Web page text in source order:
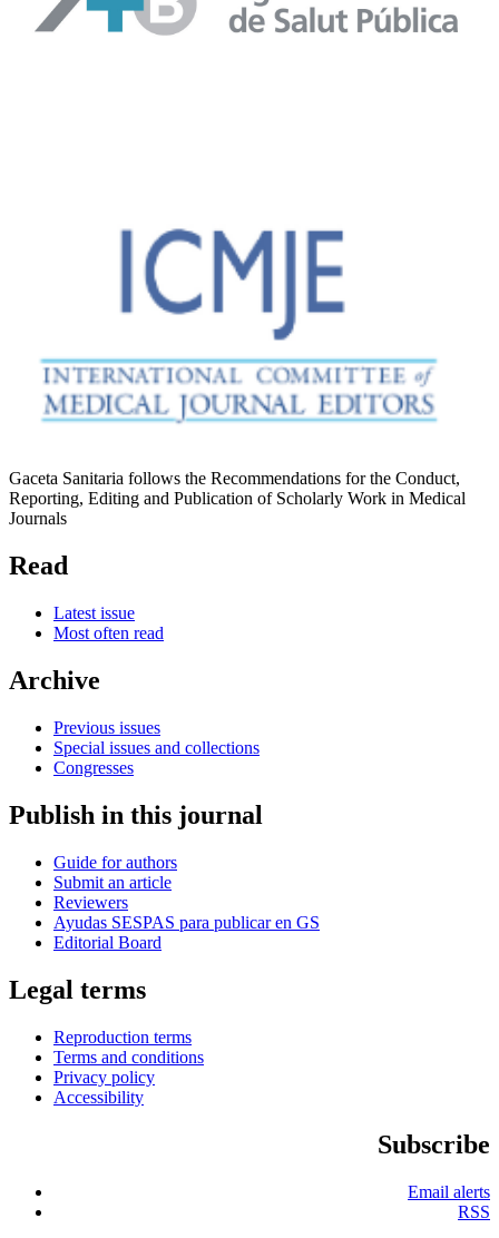
Gaceta Sanitaria follows the Recommendations for the Conduct,
Reporting, Editing and Publication of Scholarly Work in Medical
Journals
Read
Latest issue
Most often read
Archive
Previous issues
Special issues and collections
Congresses
Publish in this journal
Guide for authors
Submit an article
Reviewers
Ayudas SESPAS para publicar en GS
Editorial Board
Legal terms
Reproduction terms
Terms and conditions
Privacy policy
Accessibility
Subscribe
Email alerts
RSS